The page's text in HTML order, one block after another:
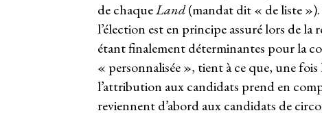
de chaqueLand(mandat dit « de liste »).
l’élection est en principe assuré lors de la
étant finalement déterminantes pour la
« personnalisée », tient à ce que, une
l’attribution aux candidats prend en
reviennent d’abord aux candidats de